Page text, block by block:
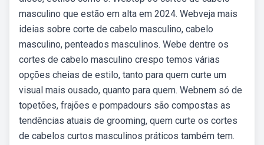
masculino que estão em alta em 2024. Webveja mais
ideias sobre corte de cabelo masculino, cabelo
masculino, penteados masculinos. Webe dentre os
cortes de cabelo masculino crespo temos várias
opções cheias de estilo, tanto para quem curte um
visual mais ousado, quanto para quem. Webnem só de
topetões, frajões e pompadours são compostas as
tendências atuais de grooming, quem curte os cortes
de cabelos curtos masculinos práticos também tem.